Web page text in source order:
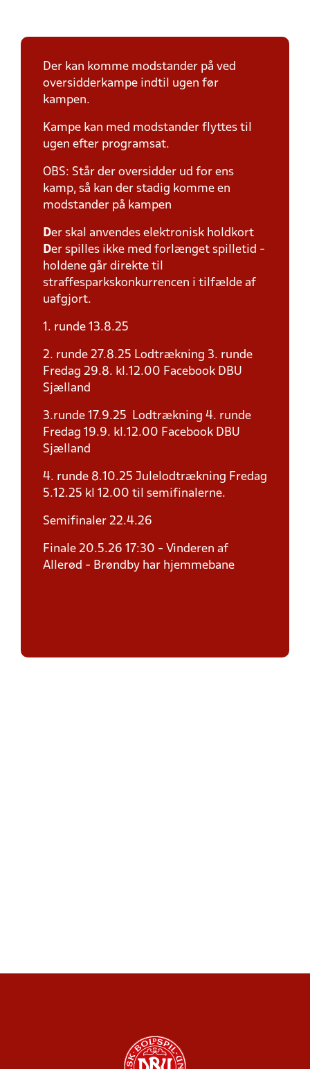
Der kan komme modstander på ved
oversidderkampe indtil ugen før
kampen.
Kampe kan med modstander flyttes til
ugen efter programsat.
OBS: Står der oversidder ud for ens
kamp, så kan der stadig komme en
modstander på kampen
Der skal anvendes elektronisk holdkort
Der spilles ikke med forlænget spilletid -
holdene går direkte til
straffesparkskonkurrencen i tilfælde af
uafgjort.
1. runde 13.8.25
2. runde 27.8.25 Lodtrækning 3. runde
Fredag 29.8. kl.12.00 Facebook DBU
Sjælland
3.runde 17.9.25 Lodtrækning 4. runde
Fredag 19.9. kl.12.00 Facebook DBU
Sjælland
4. runde 8.10.25 Julelodtrækning Fredag
5.12.25 kl 12.00 til semifinalerne.
Semifinaler 22.4.26
Finale 20.5.26 17:30 - Vinderen af
Allerød - Brøndby har hjemmebane